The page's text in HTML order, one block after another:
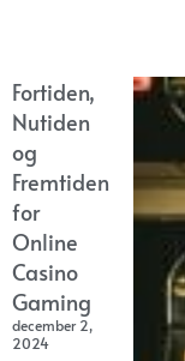
Fortiden,
Nutiden
og
Fremtiden
for
Online
Casino
Gaming
december 2,
2024